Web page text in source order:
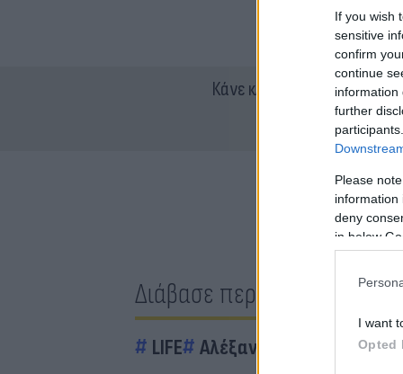
If you wish
sensitive
confirm
continue
information
further
Please
information
deny
in below
I want
Opted
Κάνε κλικ και δες
Διάβασε περισσότερα
LIFE Αλέξανδρος